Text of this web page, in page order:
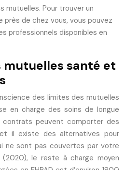
mutuelles. Pour trouver un
près de chez vous, vous pouvez
professionnels disponibles en
mutuelles santé et
des limites des mutuelles
en charge des soins de longue
contrats peuvent comporter des
il existe des alternatives pour
ne sont pas couvertes par votre
(2020), le reste à charge moyen